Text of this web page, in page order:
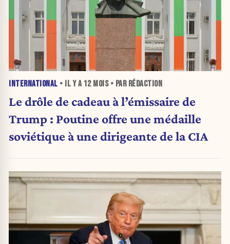
INTERNATIONAL • IL Y A 12 MOIS• PAR RÉDACTION
Le drôle de cadeau à l’émissaire de
Trump : Poutine offre une médaille
soviétique à une dirigeante de la CIA